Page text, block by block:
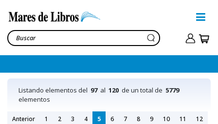
Listando elementos del 97al 120 de un total de 5779
elementos
Anterior 1 2 3 4 5 6 7 8 9 10 11
12